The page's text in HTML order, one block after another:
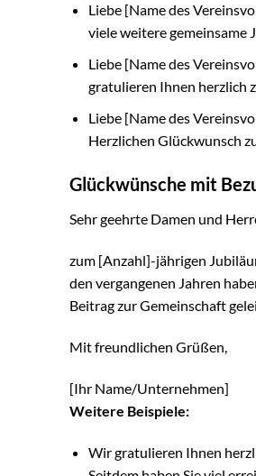
Liebe [Name des
viele weitere gemeinsame
Liebe [Name des
gratulieren Ihnen herzlich
Liebe [Name des
Herzlichen Glückwunsch
Glückwünsche mit
Sehr geehrte Damen und
zum [Anzahl]-jährigen
den vergangenen Jahren
Beitrag zur Gemeinschaft
Mit freundlichen Grüßen,
[Ihr Name/Unternehmen]
Weitere Beispiele:
Wir gratulieren Ihnen